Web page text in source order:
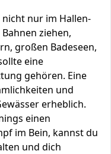
nur im Hallen-
ziehen,
großen Badeseen,
eine
gehören. Eine
und
erheblich.
einen
im Bein, kannst du
und dich